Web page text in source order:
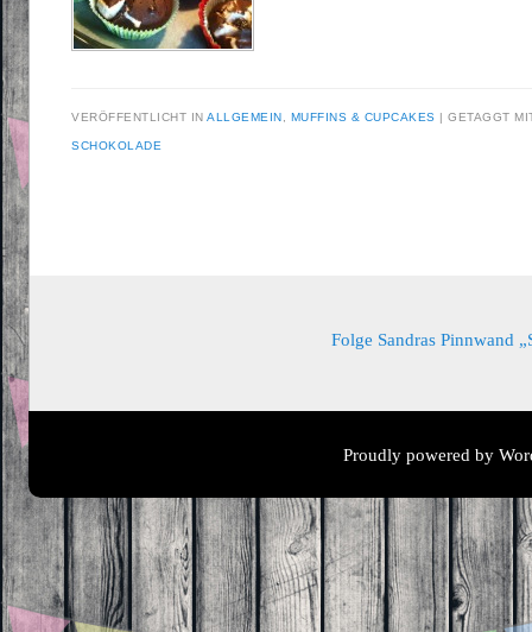
VERÖFFENTLICHT INALLGEMEIN MUFFINS & CUPCAKES GETAGGT
SCHOKOLADE
Folge Sandras Pinnwand
Proudly powered by